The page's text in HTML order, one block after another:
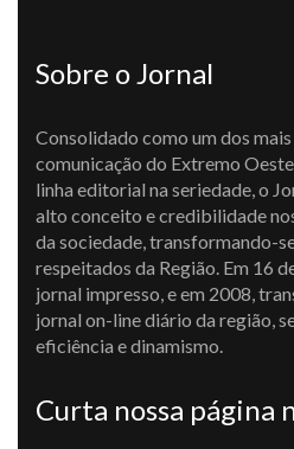
Sobre o Jornal
Consolidado como um dos
comunicação do Extremo
linha editorial na seriedade, o
alto conceito e credibilidade
da sociedade, transformando-
respeitados da Região. Em 16
jornal impresso, e em 2008,
jornal on-line diário da região,
eficiência e dinamismo.
Curta nossa página